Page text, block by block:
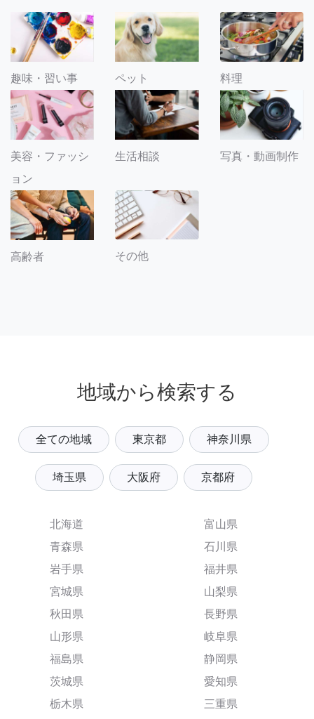
趣味・習い事 ペット 料理
美容・ファッシ
ョン
生活相談 写真・動画制作
高齢者 その他
地域から検索する
全ての地域 東京都 神奈川県
埼玉県 大阪府 京都府
北海道
青森県
岩手県
宮城県
秋田県
山形県
福島県
茨城県
栃木県
富山県
石川県
福井県
山梨県
長野県
岐阜県
静岡県
愛知県
三重県